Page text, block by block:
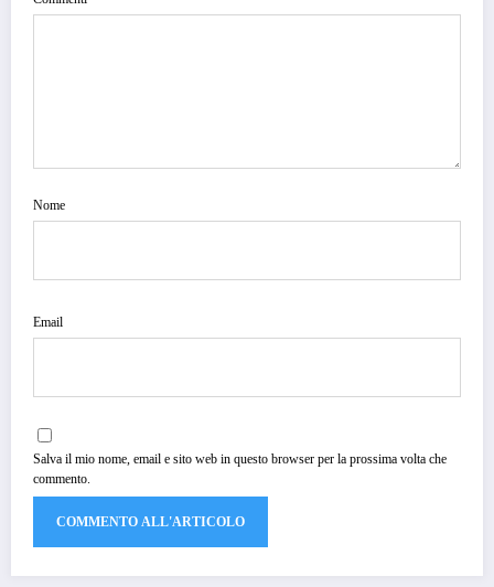
Nome
Email
Salva il mio nome, email e sito web in questo browser per la prossima volta che
commento.